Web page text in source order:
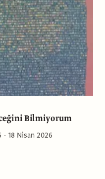
Bilmiyorum
- 18 Nisan 2026